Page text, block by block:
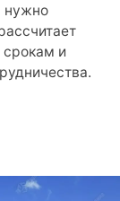
нужно
срокам и